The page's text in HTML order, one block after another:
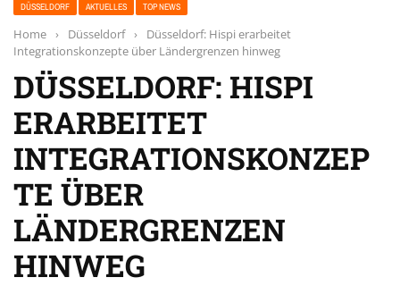
DÜSSELDORF AKTUELLES TOP NEWS
Home › Düsseldorf ›
Düsseldorf: Hispi erarbeitet
Integrationskonzepte über Ländergrenzen hinweg
DÜSSELDORF: HISPI
ERARBEITET
INTEGRATIONSKONZEP
TE ÜBER
LÄNDERGRENZEN
HINWEG